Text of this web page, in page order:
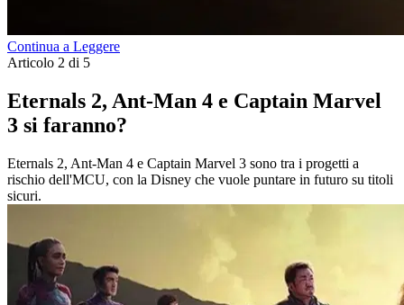
Continua a Leggere
Articolo 2 di 5
Eternals 2, Ant-Man 4 e Captain Marvel
3 si faranno?
Eternals 2, Ant-Man 4 e Captain Marvel 3 sono tra i progetti a
rischio dell'MCU, con la Disney che vuole puntare in futuro su titoli
sicuri.